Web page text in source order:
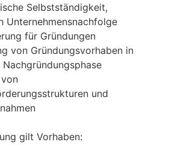
Selbstständigkeit,
Unternehmensnachfolge
für Gründungen
von Gründungsvorhaben in
und
gilt Vorhaben: